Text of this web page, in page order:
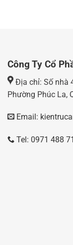
Công Ty Cổ
Địa chỉ: Số nhà
Phường Phúc La,
Email:
Tel: 0971 488